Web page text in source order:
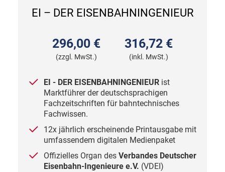
EI – DER EISENBAHNINGENIEUR
296,00 €
(zzgl. MwSt.)
316,72 €
(inkl. MwSt.)
EI - DER EISENBAHNINGENIEUR ist
Marktführer der deutschsprachigen
Fachzeitschriften für bahntechnisches
Fachwissen.
12x jährlich erscheinende Printausgabe mit
umfassendem digitalen Medienpaket
Offizielles Organ des Verbandes Deutscher
Eisenbahn-Ingenieure e.V. (VDEI)